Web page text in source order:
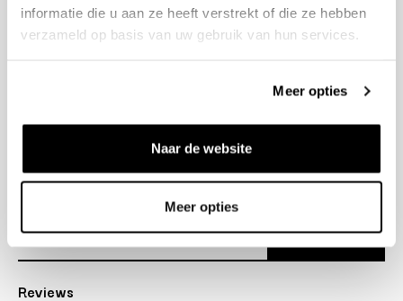
informatie die u aan ze heeft verstrekt of die ze hebben
verzameld op basis van uw gebruik van hun services.
Meer opties
Naar de website
Meer opties
OPENINGSTIJDEN
Over ons
Reviews